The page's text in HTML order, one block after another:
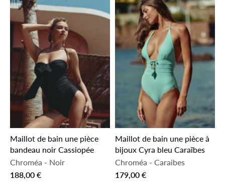
Maillot de bain une pièce
bandeau noir Cassiopée
Chroméa - Noir
188,00 €
Maillot de bain une pièce à
bijoux Cyra bleu Caraïbes
Chroméa - Caraibes
179,00 €